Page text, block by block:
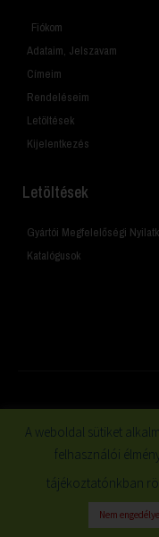
Fiókom
Adataim, Jelszavam
Címeim
Rendeléseim
Letöltések
Kijelentkezés
Letöltések
Gyártói Megfelelőségi
Katalógusok
A weboldal sütiket
felhasználói
tájékoztatónkban
Nem